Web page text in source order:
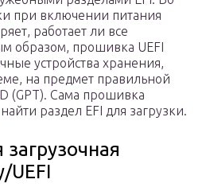
при включении питания
работает ли все
образом, прошивка UEFI
устройства хранения,
на предмет правильной
(GPT). Сама прошивка
раздел EFI для загрузки.
UEFI